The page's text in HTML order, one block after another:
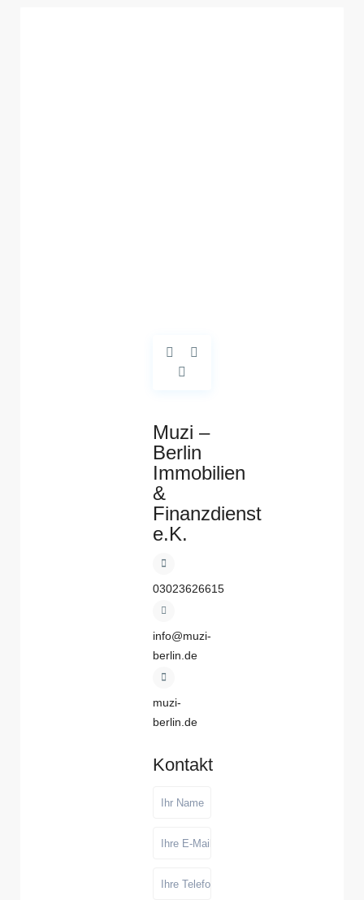
Muzi –
Berlin
Immobilien
&
Finanzdienst
e.K.
03023626615
info@muzi-
berlin.de
muzi-
berlin.de
Kontakt